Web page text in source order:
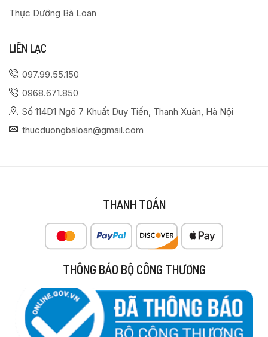
Thực Dưỡng Bà Loan
LIÊN LẠC
097.99.55.150
0968.671.850
Số 114D1 Ngõ 7 Khuất Duy Tiến, Thanh Xuân, Hà Nội
thucduongbaloan@gmail.com
THANH TOÁN
THÔNG BÁO BỘ CÔNG THƯƠNG